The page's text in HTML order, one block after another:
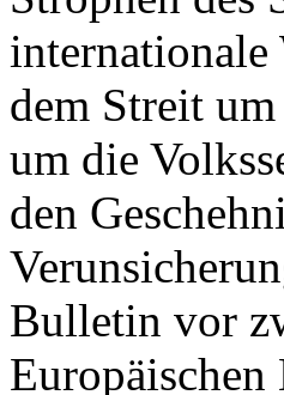
internationale
dem Streit
um die
den
Bulletin vor